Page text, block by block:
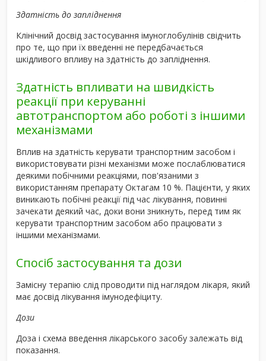
Здатність до запліднення
Клінічний досвід застосування імуноглобулінів свідчить
про те, що при їх введенні не передбачається
шкідливого впливу на здатність до запліднення.
Здатність впливати на швидкість
реакції при керуванні
автотранспортом або роботі з іншими
механізмами
Вплив на здатність керувати транспортним засобом і
використовувати різні механізми може послаблюватися
деякими побічними реакціями, пов'язаними з
використанням препарату Октагам 10 %. Пацієнти, у яких
виникають побічні реакції під час лікування, повинні
зачекати деякий час, доки вони зникнуть, перед тим як
керувати транспортним засобом або працювати з
іншими механізмами.
Спосіб застосування та дози
Замісну терапію слід проводити під наглядом лікаря, який
має досвід лікування імунодефіциту.
Дози
Доза і схема введення лікарського засобу залежать від
показання.